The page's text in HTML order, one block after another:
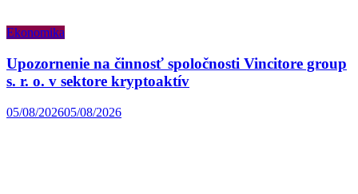
Ekonomika
Upozornenie na činnosť spoločnosti Vincitore group
s. r. o. v sektore kryptoaktív
05/08/202605/08/2026